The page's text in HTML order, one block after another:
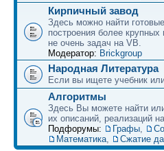
Кирпичный завод
Здесь можно найти
построения более
не очень задач на VB.
Модератор: Brickgroup
Народная Литература
Если вы ищете учебник
Алгоритмы
Здесь Вы можете найти
их описаний, реализаций
Подфорумы:
Графы,
Математика, Сжатие